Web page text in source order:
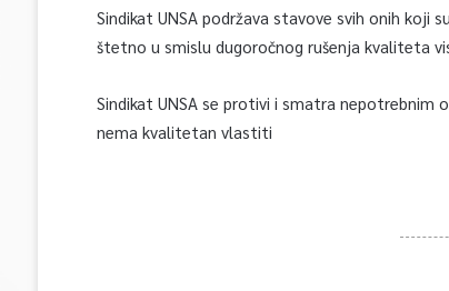
Sindikat UNSA podržava stavove svih onih koji
štetno u smislu dugoročnog rušenja kvaliteta
Sindikat UNSA se protivi i smatra nepotrebnim
nema kvalitetan vlastiti